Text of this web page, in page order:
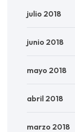
julio 2018
junio 2018
mayo 2018
abril 2018
marzo 2018